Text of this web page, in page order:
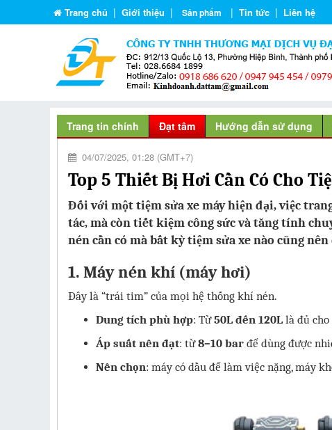
Trang chủ | Giới thiệu | Sản phẩm | Tin tức | Liên hệ
Trang tin chính Đạt tâm Hướng dẫn sử dụng
04/07/2025, 01:28 (GMT+7)
Top 5 Thiết Bị Hơi Cần Có Cho
Đối với một tiệm sửa xe máy hiện đại, việc
tác, mà còn tiết kiệm công sức và tăng tính
nén cần có mà bất kỳ tiệm sửa xe nào cũng
1. Máy nén khí (máy hơi)
Đây là “trái tim” của mọi hệ thống khí nén.
Dung tích phù hợp: Từ50L đến 120L là đủ cho
Áp suất nên đạt: từ8–10 bar để dùng được
Nên chọn: máy có dầu để làm việc nặng, máy